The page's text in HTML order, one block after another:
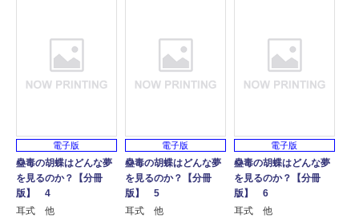
電子版
蠱毒の胡蝶はどんな夢
を見るのか？【分冊
版】 4
耳式 他
電子版
蠱毒の胡蝶はどんな夢
を見るのか？【分冊
版】 5
耳式 他
電子版
蠱毒の胡蝶はどんな夢
を見るのか？【分冊
版】 6
耳式 他